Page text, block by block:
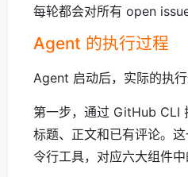
每轮都会对所有 open
Agent 的执行过程
Agent 启动后，实际的执行
第一步，通过 GitHub CLI
标题、正文和已有评论。
令行工具，对应六大组件中